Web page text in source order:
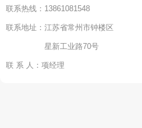
联系热线：13861081548
联系地址：江苏省常州市钟楼区
星新工业路70号
联 系 人：项经理